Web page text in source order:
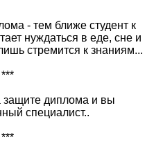
- тем ближе студент к
нуждаться в еде, сне и
стремится к знаниям...
***
защите диплома и вы
специалист..
***